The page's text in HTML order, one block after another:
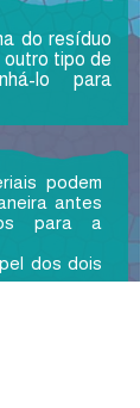
do resíduo
outro tipo de
lo para
podem
antes
para a
dos dois